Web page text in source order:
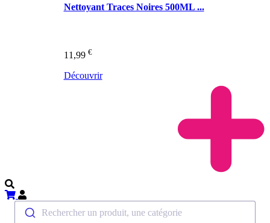
Nettoyant Traces Noires 500ML ...
11,99 €
Découvrir
Rechercher un produit, une catégorie